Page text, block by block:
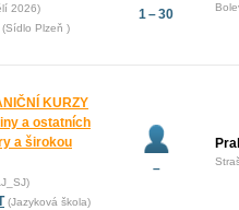
2026)
(Sídlo Plzeň )
1 – 30
KURZY
a ostatních
a širokou
(Jazyková škola)
–